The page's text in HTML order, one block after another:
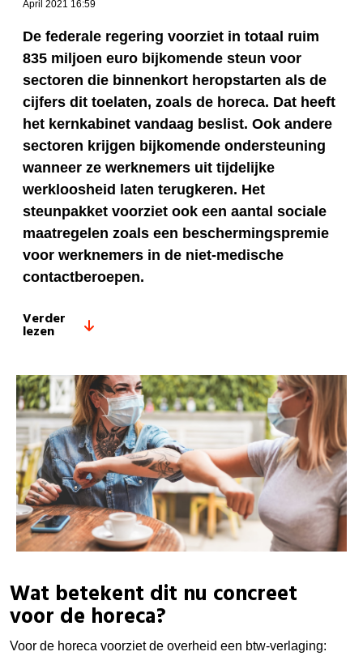
April 2021 16:59
De federale regering voorziet in totaal ruim
835 miljoen euro bijkomende steun voor
sectoren die binnenkort heropstarten als de
cijfers dit toelaten, zoals de horeca. Dat heeft
het kernkabinet vandaag beslist. Ook andere
sectoren krijgen bijkomende ondersteuning
wanneer ze werknemers uit tijdelijke
werkloosheid laten terugkeren. Het
steunpakket voorziet ook een aantal sociale
maatregelen zoals een beschermingspremie
voor werknemers in de niet-medische
contactberoepen.
Verder
lezen
Wat betekent dit nu concreet
voor de horeca?
Voor de horeca voorziet de overheid een btw-verlaging: